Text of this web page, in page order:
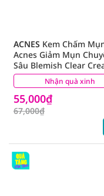
Nhận quà xinh
ACNES Kem Chấm
Acnes Giảm Mụn
Sâu Blemish Clear
10g
55,000₫
67,000₫
(21)